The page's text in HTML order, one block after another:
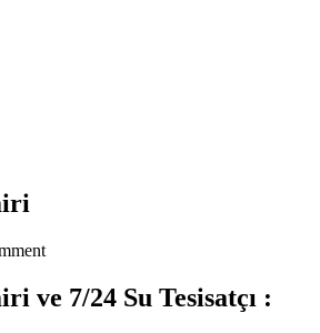
ve 7/24 Su Tesisatçı :